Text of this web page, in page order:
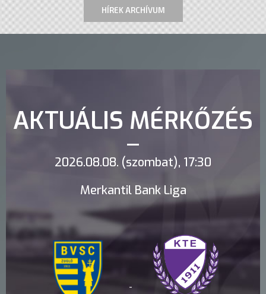
HÍREK ARCHÍVUM
AKTUÁLIS MÉRKŐZÉS
2026.08.08. (szombat), 17:30
Merkantil Bank Liga
-